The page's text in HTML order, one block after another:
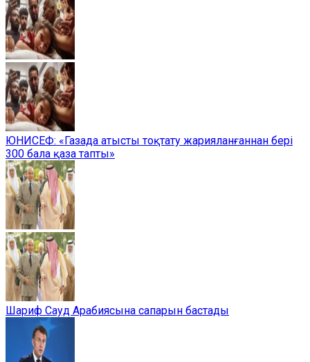
ЮНИСЕФ: «Газада атысты тоқтату жарияланғаннан бері
300 бала қаза тапты»
Шариф Сауд Арабиясына сапарын бастады